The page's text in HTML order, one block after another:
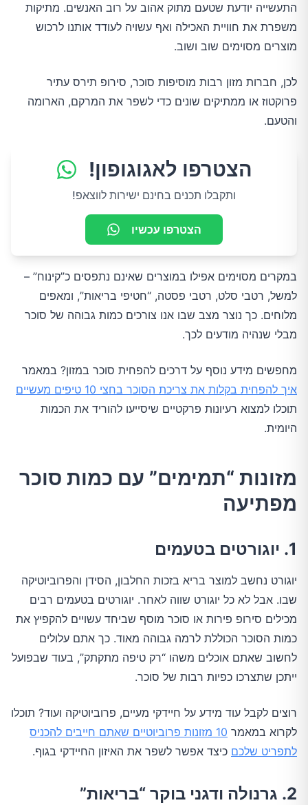
התעשייה יודעת שטעם מתוק אהוב על רוב האנשים. מתיקות
משפרת את חוויית האכילה ואף עשויה לעודד אותנו לרכוש
מוצרים מסוימים שוב ושוב.
לכן, חברות מזון רבות מוסיפות סוכר, סירופ תירס עתיר
פרוקטוז או ממתיקים שונים כדי לשפר את המרקם, הארומה
והטעם.
הצטרפו לאגוגופון!
ותקבלו תכנים בחינם ישירות לווצאפ!
הצטרפו עכשיו
במקרים מסוימים אפילו במוצרים שאינם נתפסים כ”קינוח” –
למשל, רטבי סלט, רטבי פסטה, “חטיפי בריאות”, ומאפים
מלוחים. כך נוצר מצב שבו אנו צורכים כמות גבוהה של סוכר
מבלי שנהיה מודעים לכך.
מחפשים מידע נוסף על דרכים להפחית סוכר במזון? במאמר
איך להפחית בקלות את צריכת הסוכר בחצי 10 טיפים מעשיים
תוכלו למצוא רעיונות פרקטיים שיסייעו להוריד את הכמות
היומית.
מזונות “תמימים” עם כמות סוכר
מפתיעה
1. יוגורטים בטעמים
יוגורט נחשב למוצר בריא בזכות החלבון, הסידן והפרוביוטיקה
שבו. אבל לא כל יוגורט שווה לאחר. יוגורטים בטעמים רבים
מכילים סירופ פירות או סוכר מוסף שביחד עשויים להקפיץ את
כמות הסוכר הכוללת לרמה גבוהה מאוד. כך אתם עלולים
לחשוב שאתם אוכלים משהו “רק טיפה מתקתק”, בעוד שבפועל
ייתכן שתצרכו כפיות רבות של סוכר.
רוצים לקבל עוד מידע על חיידקי מעיים, פרוביוטיקה ועוד? תוכלו
לקרוא במאמר
10 מזונות פרוביוטיים שאתם חייבים להכניס
לתפריט שלכם כיצד אפשר לשפר את האיזון החיידקי בגוף.
2. גרנולה ודגני בוקר “בריאות”